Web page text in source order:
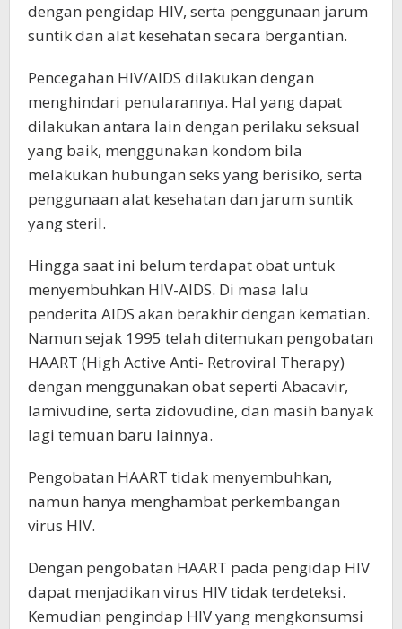
dengan pengidap HIV, serta penggunaan jarum
suntik dan alat kesehatan secara bergantian.
Pencegahan HIV/AIDS dilakukan dengan
menghindari penularannya. Hal yang dapat
dilakukan antara lain dengan perilaku seksual
yang baik, menggunakan kondom bila
melakukan hubungan seks yang berisiko, serta
penggunaan alat kesehatan dan jarum suntik
yang steril.
Hingga saat ini belum terdapat obat untuk
menyembuhkan HIV-AIDS. Di masa lalu
penderita AIDS akan berakhir dengan kematian.
Namun sejak 1995 telah ditemukan pengobatan
HAART (High Active Anti- Retroviral Therapy)
dengan menggunakan obat seperti Abacavir,
lamivudine, serta zidovudine, dan masih banyak
lagi temuan baru lainnya.
Pengobatan HAART tidak menyembuhkan,
namun hanya menghambat perkembangan
virus HIV.
Dengan pengobatan HAART pada pengidap HIV
dapat menjadikan virus HIV tidak terdeteksi.
Kemudian pengindap HIV yang mengkonsumsi